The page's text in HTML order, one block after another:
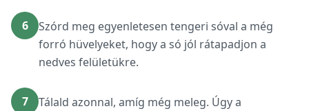
6
Szórd meg egyenletesen tengeri sóval a még
forró hüvelyeket, hogy a só jól rátapadjon a
nedves felületükre.
7
Tálald azonnal, amíg még meleg. Úgy a